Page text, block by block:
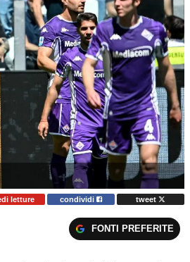
letture condividi
tweet
FONTI PREFERITE